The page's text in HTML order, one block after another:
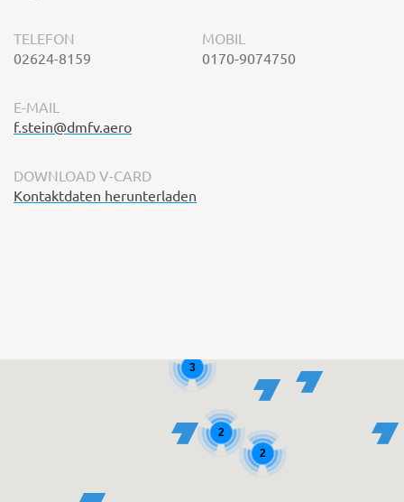
TELEFON
02624-8159
MOBIL
0170-9074750
E-MAIL
f.stein@dmfv.aero
DOWNLOAD V-CARD
Kontaktdaten herunterladen
3
2
2